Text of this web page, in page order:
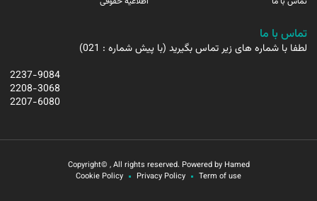
تماس با ما
لطفا با شماره های زیر تماس بگیرید (با پیش شماره : 021)
2237-9084
2208-3068
2207-6080
Copyright© , All rights reserved. Powered by Hamed
Term of use
Privacy Policy
Cookie Policy